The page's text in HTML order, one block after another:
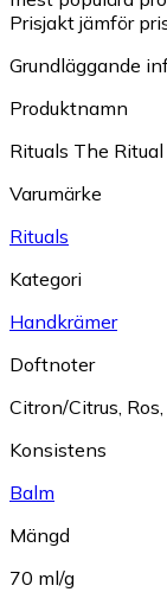
Prisjakt jämför
Grundläggande
Produktnamn
Rituals The
Varumärke
Rituals
Kategori
Handkrämer
Doftnoter
Citron/Citrus, Ros,
Konsistens
Balm
Mängd
70 ml/g